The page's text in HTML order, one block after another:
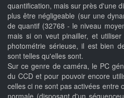
quantification, mais sur près d'une
plus être négligeable (sur une
de quantif (32768 - le niveau
mais si on veut pinailler, et
photométrie sérieuse, il est bien
sont telles qu'elles sont.
Sur ce genre de caméra, le PC
du CCD et pour pouvoir encore
celles ci ne sont pas activées entre